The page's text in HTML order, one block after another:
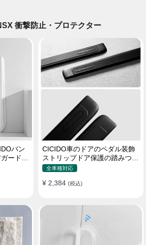
衝撃防止・プロテクター
バン
ガード
スク
CICIDO車のドアのペダル装飾
ストリップドア保護の踏みつけ
防止
全車種対応
¥ 2,384 (税込)